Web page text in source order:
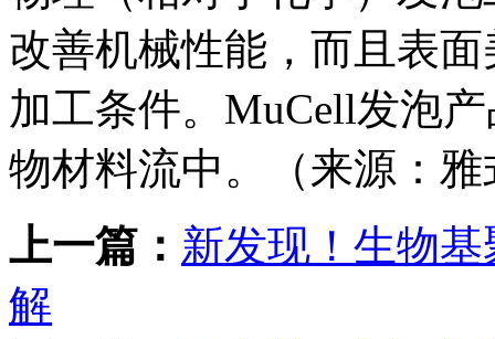
改善机械性能，而且表
加工条件。MuCell发泡
物材料流中。（来源：
上一篇： 新发现！生物
解